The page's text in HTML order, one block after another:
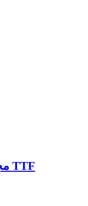
مجموعه ۱۲ فونت دست خط TTF